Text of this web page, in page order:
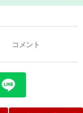
コメント